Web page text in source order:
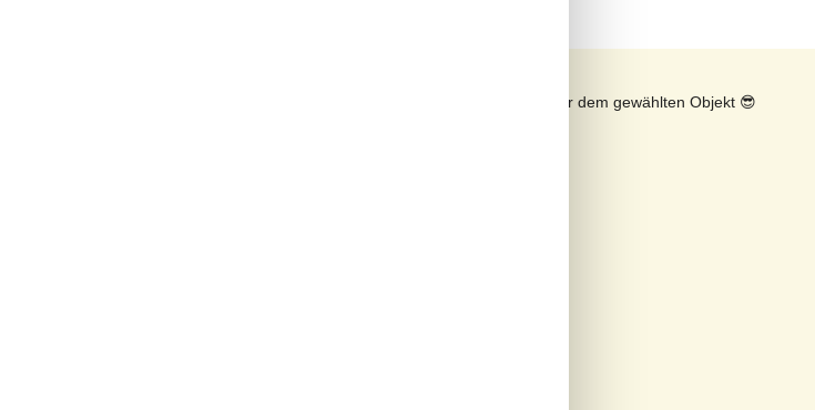
Sonnenstand über dem gewählten Objekt 😎